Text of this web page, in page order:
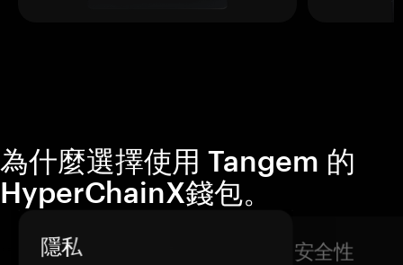
為什麼選擇使用 Tangem 的
HyperChainX錢包。
隱私 安全性